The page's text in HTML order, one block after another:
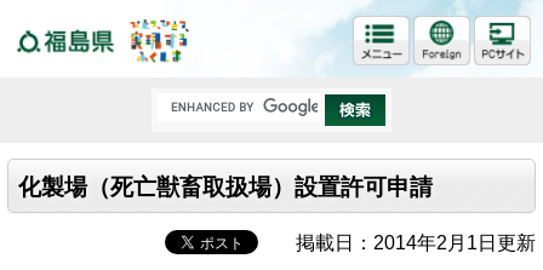
化製場（死亡獣畜取扱場）設置許可申請
掲載日：2014年2月1日更新